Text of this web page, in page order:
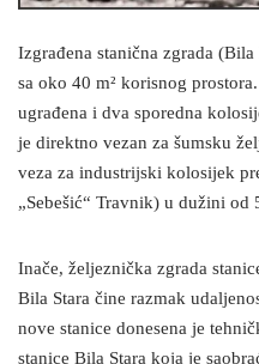
Izgrađena stanična zgrada
sa oko 40 m² korisnog
ugrađena i dva sporedna
je direktno vezan za šumsku
veza za industrijski kolosijek
„Sebešić“ Travnik) u dužini od
Inače, željeznička zgrada
Bila Stara čine razmak
nove stanice donesena je
stanice Bila Stara koja je